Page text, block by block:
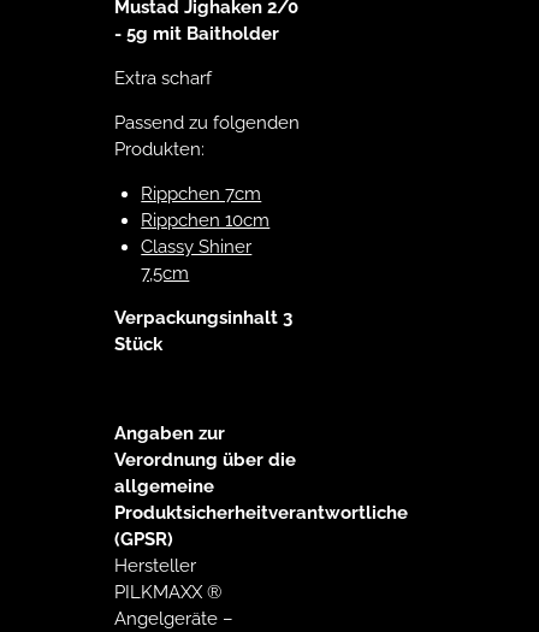
Mustad Jighaken 2/0
- 5g mit Baitholder
Extra scharf
Passend zu folgenden
Produkten:
Rippchen 7cm
Rippchen 10cm
Classy Shiner
7,5cm
Verpackungsinhalt 3
Stück
Angaben zur
Verordnung über die
allgemeine
Produktsicherheitverantwortliche
(GPSR)
Hersteller
PILKMAXX ®
Angelgeräte –